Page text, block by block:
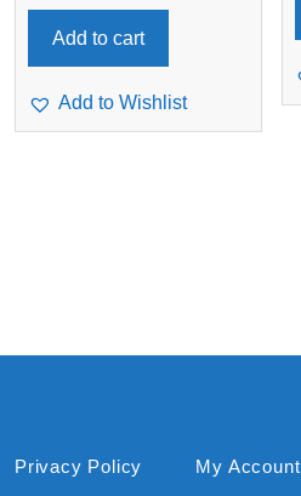
was:
₹1,675.
is:
₹1,550.
Add to cart
Add to Wishlist
Privacy Policy My Account